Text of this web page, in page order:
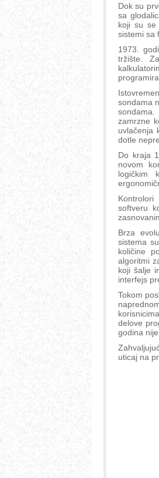
Dok su
sa
koji su se
sistemi sa
1973.
tržište.
sondama
zamrzne
uvlačenja
dotle
Do kraja
novom
logičkim
softveru
Brza
sistema
količine
algoritmi
koji šalje
interfejs
Tokom
delove
godina
uticaj na